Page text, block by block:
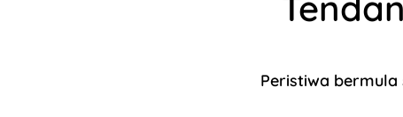
Peristiwa